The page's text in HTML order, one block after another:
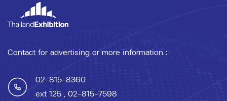
Contact for advertising or more information :
02-815-8360
ext 125 , 02-815-7598